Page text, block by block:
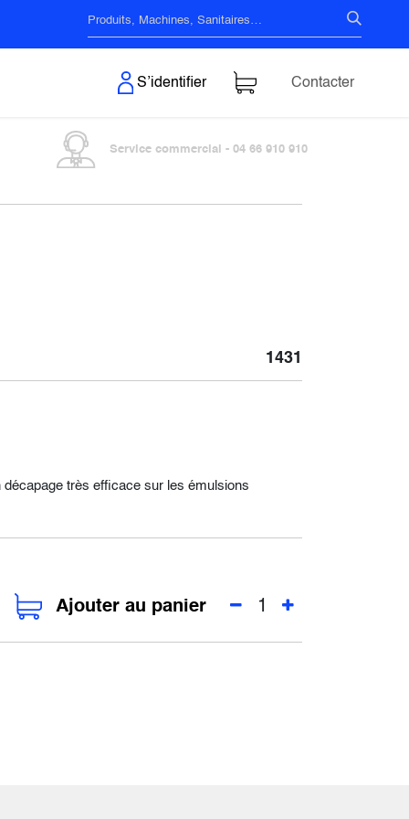
S’identifier Contacter
Service commercial - 04 66 910 910
1431
très efficace sur les émulsions
Ajouter au panier